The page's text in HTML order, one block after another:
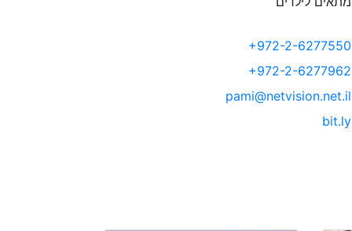
+972-2-6277550
+972-2-6277962
pami@netvision.net.il
bit.ly